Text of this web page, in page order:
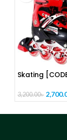
Skating
3,200.00৳